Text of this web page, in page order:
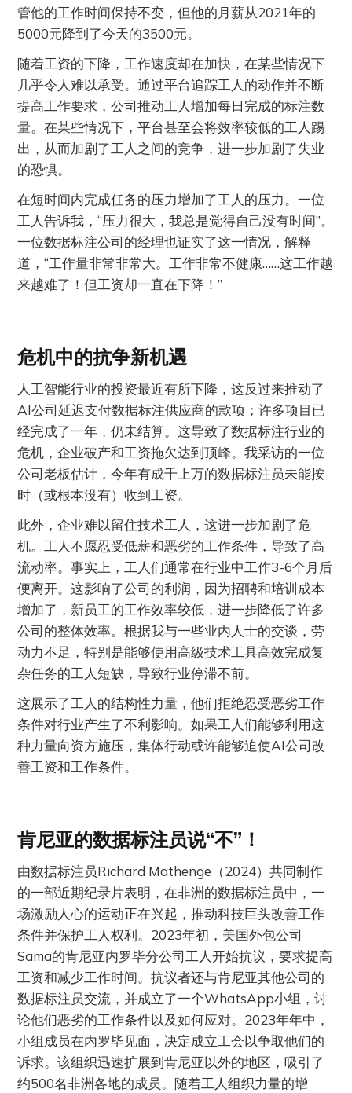
管他的工作时间保持不变，但他的月薪从2021年的
5000元降到了今天的3500元。
随着工资的下降，工作速度却在加快，在某些情况下
几乎令人难以承受。通过平台追踪工人的动作并不断
提高工作要求，公司推动工人增加每日完成的标注数
量。在某些情况下，平台甚至会将效率较低的工人踢
出，从而加剧了工人之间的竞争，进一步加剧了失业
的恐惧。
在短时间内完成任务的压力增加了工人的压力。一位
工人告诉我，“压力很大，我总是觉得自己没有时间”。
一位数据标注公司的经理也证实了这一情况，解释
道，“工作量非常非常大。工作非常不健康……这工作越
来越难了！但工资却一直在下降！”
危机中的抗争新机遇
人工智能行业的投资最近有所下降，这反过来推动了
AI公司延迟支付数据标注供应商的款项；许多项目已
经完成了一年，仍未结算。这导致了数据标注行业的
危机，企业破产和工资拖欠达到顶峰。我采访的一位
公司老板估计，今年有成千上万的数据标注员未能按
时（或根本没有）收到工资。
此外，企业难以留住技术工人，这进一步加剧了危
机。工人不愿忍受低薪和恶劣的工作条件，导致了高
流动率。事实上，工人们通常在行业中工作3-6个月后
便离开。这影响了公司的利润，因为招聘和培训成本
增加了，新员工的工作效率较低，进一步降低了许多
公司的整体效率。根据我与一些业内人士的交谈，劳
动力不足，特别是能够使用高级技术工具高效完成复
杂任务的工人短缺，导致行业停滞不前。
这展示了工人的结构性力量，他们拒绝忍受恶劣工作
条件对行业产生了不利影响。如果工人们能够利用这
种力量向资方施压，集体行动或许能够迫使AI公司改
善工资和工作条件。
肯尼亚的数据标注员说“不”！
由数据标注员Richard Mathenge（2024）共同制作
的一部近期纪录片表明，在非洲的数据标注员中，一
场激励人心的运动正在兴起，推动科技巨头改善工作
条件并保护工人权利。2023年初，美国外包公司
Sama的肯尼亚内罗毕分公司工人开始抗议，要求提高
工资和减少工作时间。抗议者还与肯尼亚其他公司的
数据标注员交流，并成立了一个WhatsApp小组，讨
论他们恶劣的工作条件以及如何应对。2023年年中，
小组成员在内罗毕见面，决定成立工会以争取他们的
诉求。该组织迅速扩展到肯尼亚以外的地区，吸引了
约500名非洲各地的成员。随着工人组织力量的增